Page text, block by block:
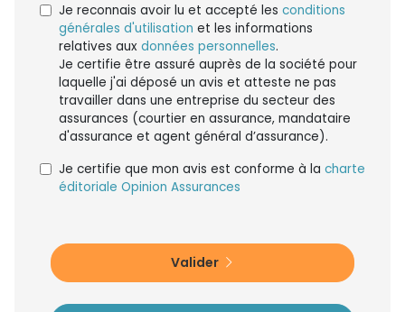
Je reconnais avoir lu et accepté les conditions
générales d'utilisation et les informations
relatives aux données personnelles.
Je certifie être assuré auprès de la société pour
laquelle j'ai déposé un avis et atteste ne pas
travailler dans une entreprise du secteur des
assurances (courtier en assurance, mandataire
d'assurance et agent général d’assurance).
Je certifie que mon avis est conforme à la charte
éditoriale Opinion Assurances
Valider